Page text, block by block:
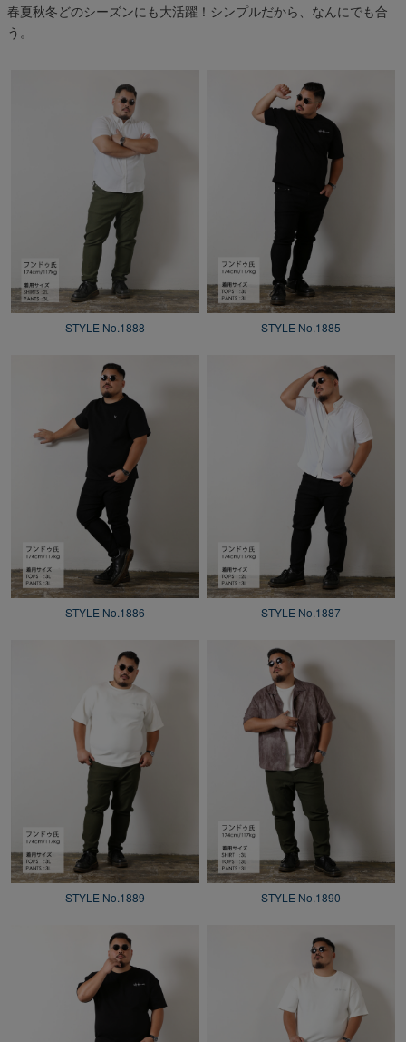
春夏秋冬どのシーズンにも大活躍！シンプルだから、なんにでも合
う。
STYLE No.1888 STYLE No.1885
STYLE No.1886 STYLE No.1887
STYLE No.1889 STYLE No.1890